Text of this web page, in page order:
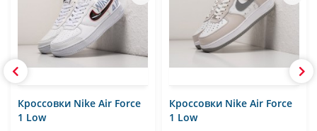
Кроссовки Nike Air Force
1 Low
Кроссовки Nike Air Force
1 Low